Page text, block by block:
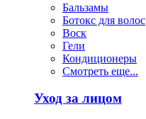
Бальзамы
Ботокс для волос
Воск
Гели
Кондиционеры
Смотреть еще...
Уход за лицом